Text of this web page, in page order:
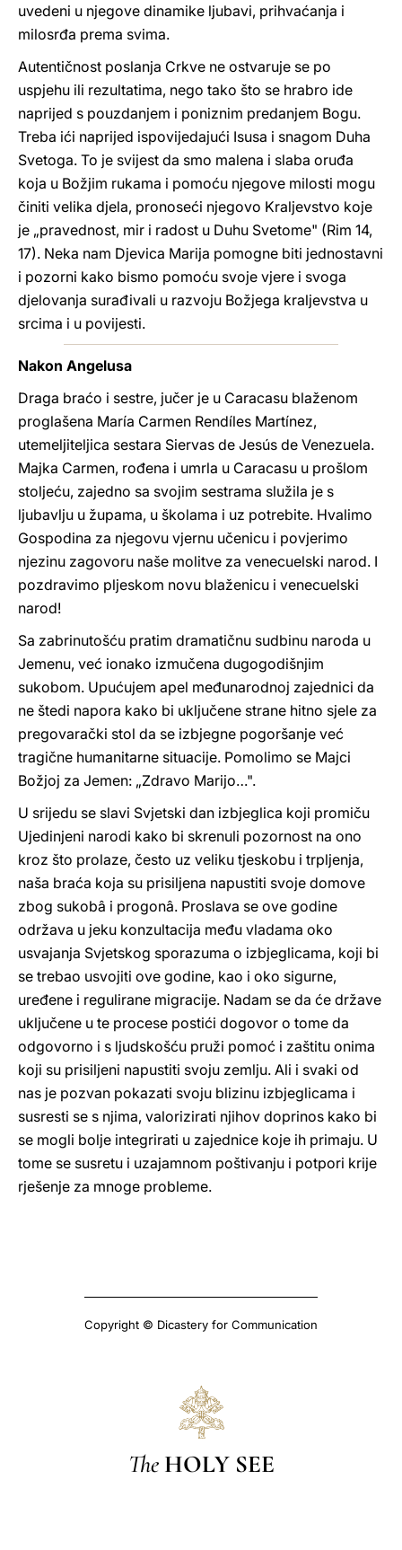
uvedeni u njegove dinamike ljubavi, prihvaćanja i
milosrđa prema svima.
Autentičnost poslanja Crkve ne ostvaruje se po
uspjehu ili rezultatima, nego tako što se hrabro ide
naprijed s pouzdanjem i poniznim predanjem Bogu.
Treba ići naprijed ispovijedajući Isusa i snagom Duha
Svetoga. To je svijest da smo malena i slaba oruđa
koja u Božjim rukama i pomoću njegove milosti mogu
činiti velika djela, pronoseći njegovo Kraljevstvo koje
je „pravednost, mir i radost u Duhu Svetome" (Rim 14,
17). Neka nam Djevica Marija pomogne biti jednostavni
i pozorni kako bismo pomoću svoje vjere i svoga
djelovanja surađivali u razvoju Božjega kraljevstva u
srcima i u povijesti.
Nakon Angelusa
Draga braćo i sestre, jučer je u Caracasu blaženom
proglašena María Carmen Rendíles Martínez,
utemeljiteljica sestara Siervas de Jesús de Venezuela.
Majka Carmen, rođena i umrla u Caracasu u prošlom
stoljeću, zajedno sa svojim sestrama služila je s
ljubavlju u župama, u školama i uz potrebite. Hvalimo
Gospodina za njegovu vjernu učenicu i povjerimo
njezinu zagovoru naše molitve za venecuelski narod. I
pozdravimo pljeskom novu blaženicu i venecuelski
narod!
Sa zabrinutošću pratim dramatičnu sudbinu naroda u
Jemenu, već ionako izmučena dugogodišnjim
sukobom. Upućujem apel međunarodnoj zajednici da
ne štedi napora kako bi uključene strane hitno sjele za
pregovarački stol da se izbjegne pogoršanje već
tragične humanitarne situacije. Pomolimo se Majci
Božjoj za Jemen: „Zdravo Marijo…".
U srijedu se slavi Svjetski dan izbjeglica koji promiču
Ujedinjeni narodi kako bi skrenuli pozornost na ono
kroz što prolaze, često uz veliku tjeskobu i trpljenja,
naša braća koja su prisiljena napustiti svoje domove
zbog sukobâ i progonâ. Proslava se ove godine
održava u jeku konzultacija među vladama oko
usvajanja Svjetskog sporazuma o izbjeglicama, koji bi
se trebao usvojiti ove godine, kao i oko sigurne,
uređene i regulirane migracije. Nadam se da će države
uključene u te procese postići dogovor o tome da
odgovorno i s ljudskošću pruži pomoć i zaštitu onima
koji su prisiljeni napustiti svoju zemlju. Ali i svaki od
nas je pozvan pokazati svoju blizinu izbjeglicama i
susresti se s njima, valorizirati njihov doprinos kako bi
se mogli bolje integrirati u zajednice koje ih primaju. U
tome se susretu i uzajamnom poštivanju i potpori krije
rješenje za mnoge probleme.
Copyright © Dicastery for Communication
The HOLY SEE